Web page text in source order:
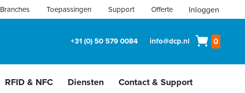
Inloggen
Branches Toepassingen Support Offerte
+31 (0) 50 579 0084 info@dcp.nl 0
RFID & NFC Diensten Contact & Support